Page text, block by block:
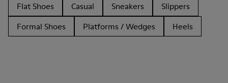
Flat Shoes
Casual Sneakers
Slippers
Formal Shoes
Platforms / Wedges Heels